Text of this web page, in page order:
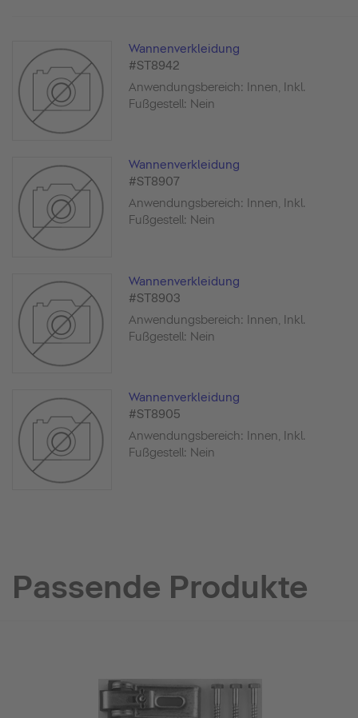
Wannenverkleidung
#ST8942
Anwendungsbereich: Innen, Inkl.
Fußgestell: Nein
Wannenverkleidung
#ST8907
Anwendungsbereich: Innen, Inkl.
Fußgestell: Nein
Wannenverkleidung
#ST8903
Anwendungsbereich: Innen, Inkl.
Fußgestell: Nein
Wannenverkleidung
#ST8905
Anwendungsbereich: Innen, Inkl.
Fußgestell: Nein
Passende Produkte